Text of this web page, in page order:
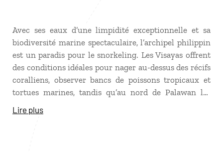
Avec ses eaux d’une limpidité exceptionnelle et sa
biodiversité marine spectaculaire, l’archipel philippin
est un paradis pour le snorkeling. Les Visayas offrent
des conditions idéales pour nager au-dessus des récifs
coralliens, observer bancs de poissons tropicaux et
tortues marines, tandis qu’au nord de Palawan les
lagons d’El Nido et de Coron Island se transforment
en véritables aquariums naturels.
Lire plus